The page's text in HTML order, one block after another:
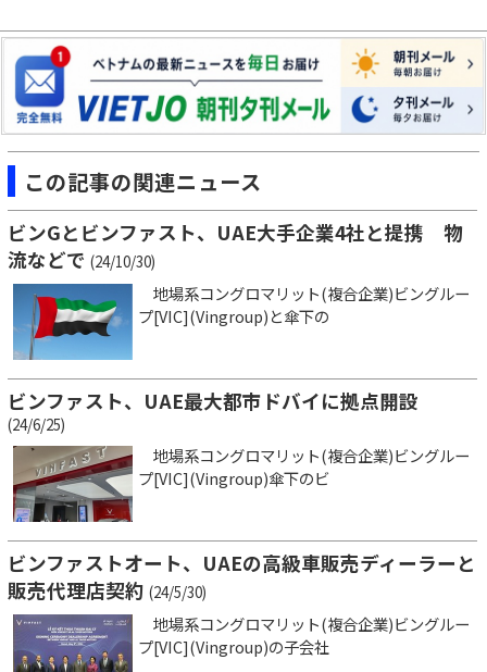
この記事の関連ニュース
ビンGとビンファスト、UAE大手企業4社と提携 物
流などで (24/10/30)
地場系コングロマリット(複合企業)ビングルー
プ[VIC](Vingroup)と傘下の
ビンファスト、UAE最大都市ドバイに拠点開設
(24/6/25)
地場系コングロマリット(複合企業)ビングルー
プ[VIC](Vingroup)傘下のビ
ビンファストオート、UAEの高級車販売ディーラーと
販売代理店契約 (24/5/30)
地場系コングロマリット(複合企業)ビングルー
プ[VIC](Vingroup)の子会社